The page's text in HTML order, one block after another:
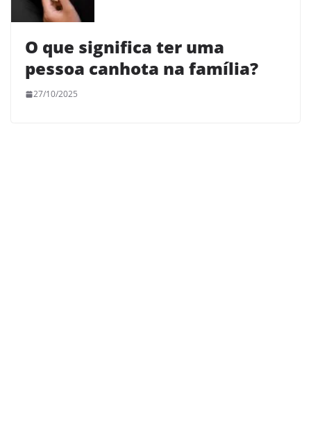
O que significa ter uma
pessoa canhota na família?
27/10/2025